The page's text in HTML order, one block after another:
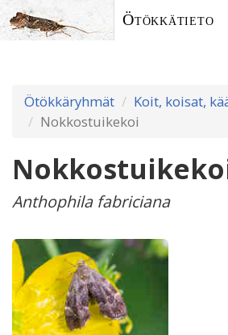
Ötökkätieto
Ötökkäryhmät
Koit, koisat,
Nokkostuikekoi
Anthophila fabriciana